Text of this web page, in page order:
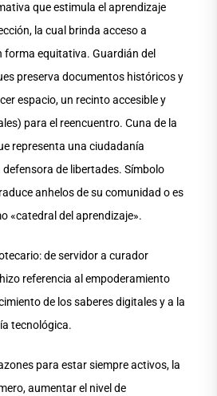
que estimula el aprendizaje
la cual brinda acceso a
forma equitativa. Guardián del
preserva documentos históricos y
espacio, un recinto accesible y
para el reencuentro. Cuna de la
representa una ciudadanía
de libertades. Símbolo
anhelos de su comunidad o es
«catedral del aprendizaje».
de servidor a curador
referencia al empoderamiento
de los saberes digitales y a la
tecnológica.
para estar siempre activos, la
aumentar el nivel de